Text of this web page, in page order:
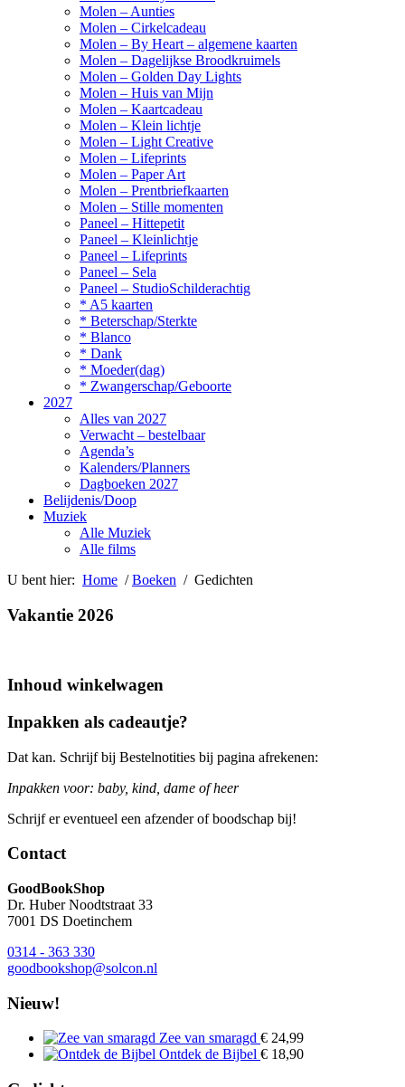
Molen – Aunties
Molen – Cirkelcadeau
Molen – By Heart – algemene kaarten
Molen – Dagelijkse Broodkruimels
Molen – Golden Day Lights
Molen – Huis van Mijn
Molen – Kaartcadeau
Molen – Klein lichtje
Molen – Light Creative
Molen – Lifeprints
Molen – Paper Art
Molen – Prentbriefkaarten
Molen – Stille momenten
Paneel – Hittepetit
Paneel – Kleinlichtje
Paneel – Lifeprints
Paneel – Sela
Paneel – StudioSchilderachtig
* A5 kaarten
* Beterschap/Sterkte
* Blanco
* Dank
* Moeder(dag)
* Zwangerschap/Geboorte
2027
Alles van 2027
Verwacht – bestelbaar
Agenda’s
Kalenders/Planners
Dagboeken 2027
Belijdenis/Doop
Muziek
Alle Muziek
Alle films
U bent hier: Home /Boeken / Gedichten
Vakantie 2026
Inhoud winkelwagen
Inpakken als cadeautje?
Dat kan. Schrijf bij Bestelnotities bij pagina afrekenen:
Inpakken voor: baby, kind, dame of heer
Schrijf er eventueel een afzender of boodschap bij!
Contact
GoodBookShop
Dr. Huber Noodtstraat 33
7001 DS Doetinchem
0314 - 363 330
goodbookshop@solcon.nl
Nieuw!
Zee van smaragd € 24,99
Ontdek de Bijbel € 18,90